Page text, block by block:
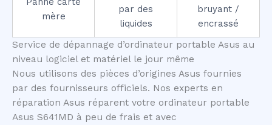
mère
par des
liquides
bruyant /
encrassé
Service de dépannage d’ordinateur portable Asus au
niveau logiciel et matériel le jour même
Nous utilisons des pièces d’origines Asus fournies
par des fournisseurs officiels. Nos experts en
réparation Asus réparent votre ordinateur portable
Asus S641MD à peu de frais et avec